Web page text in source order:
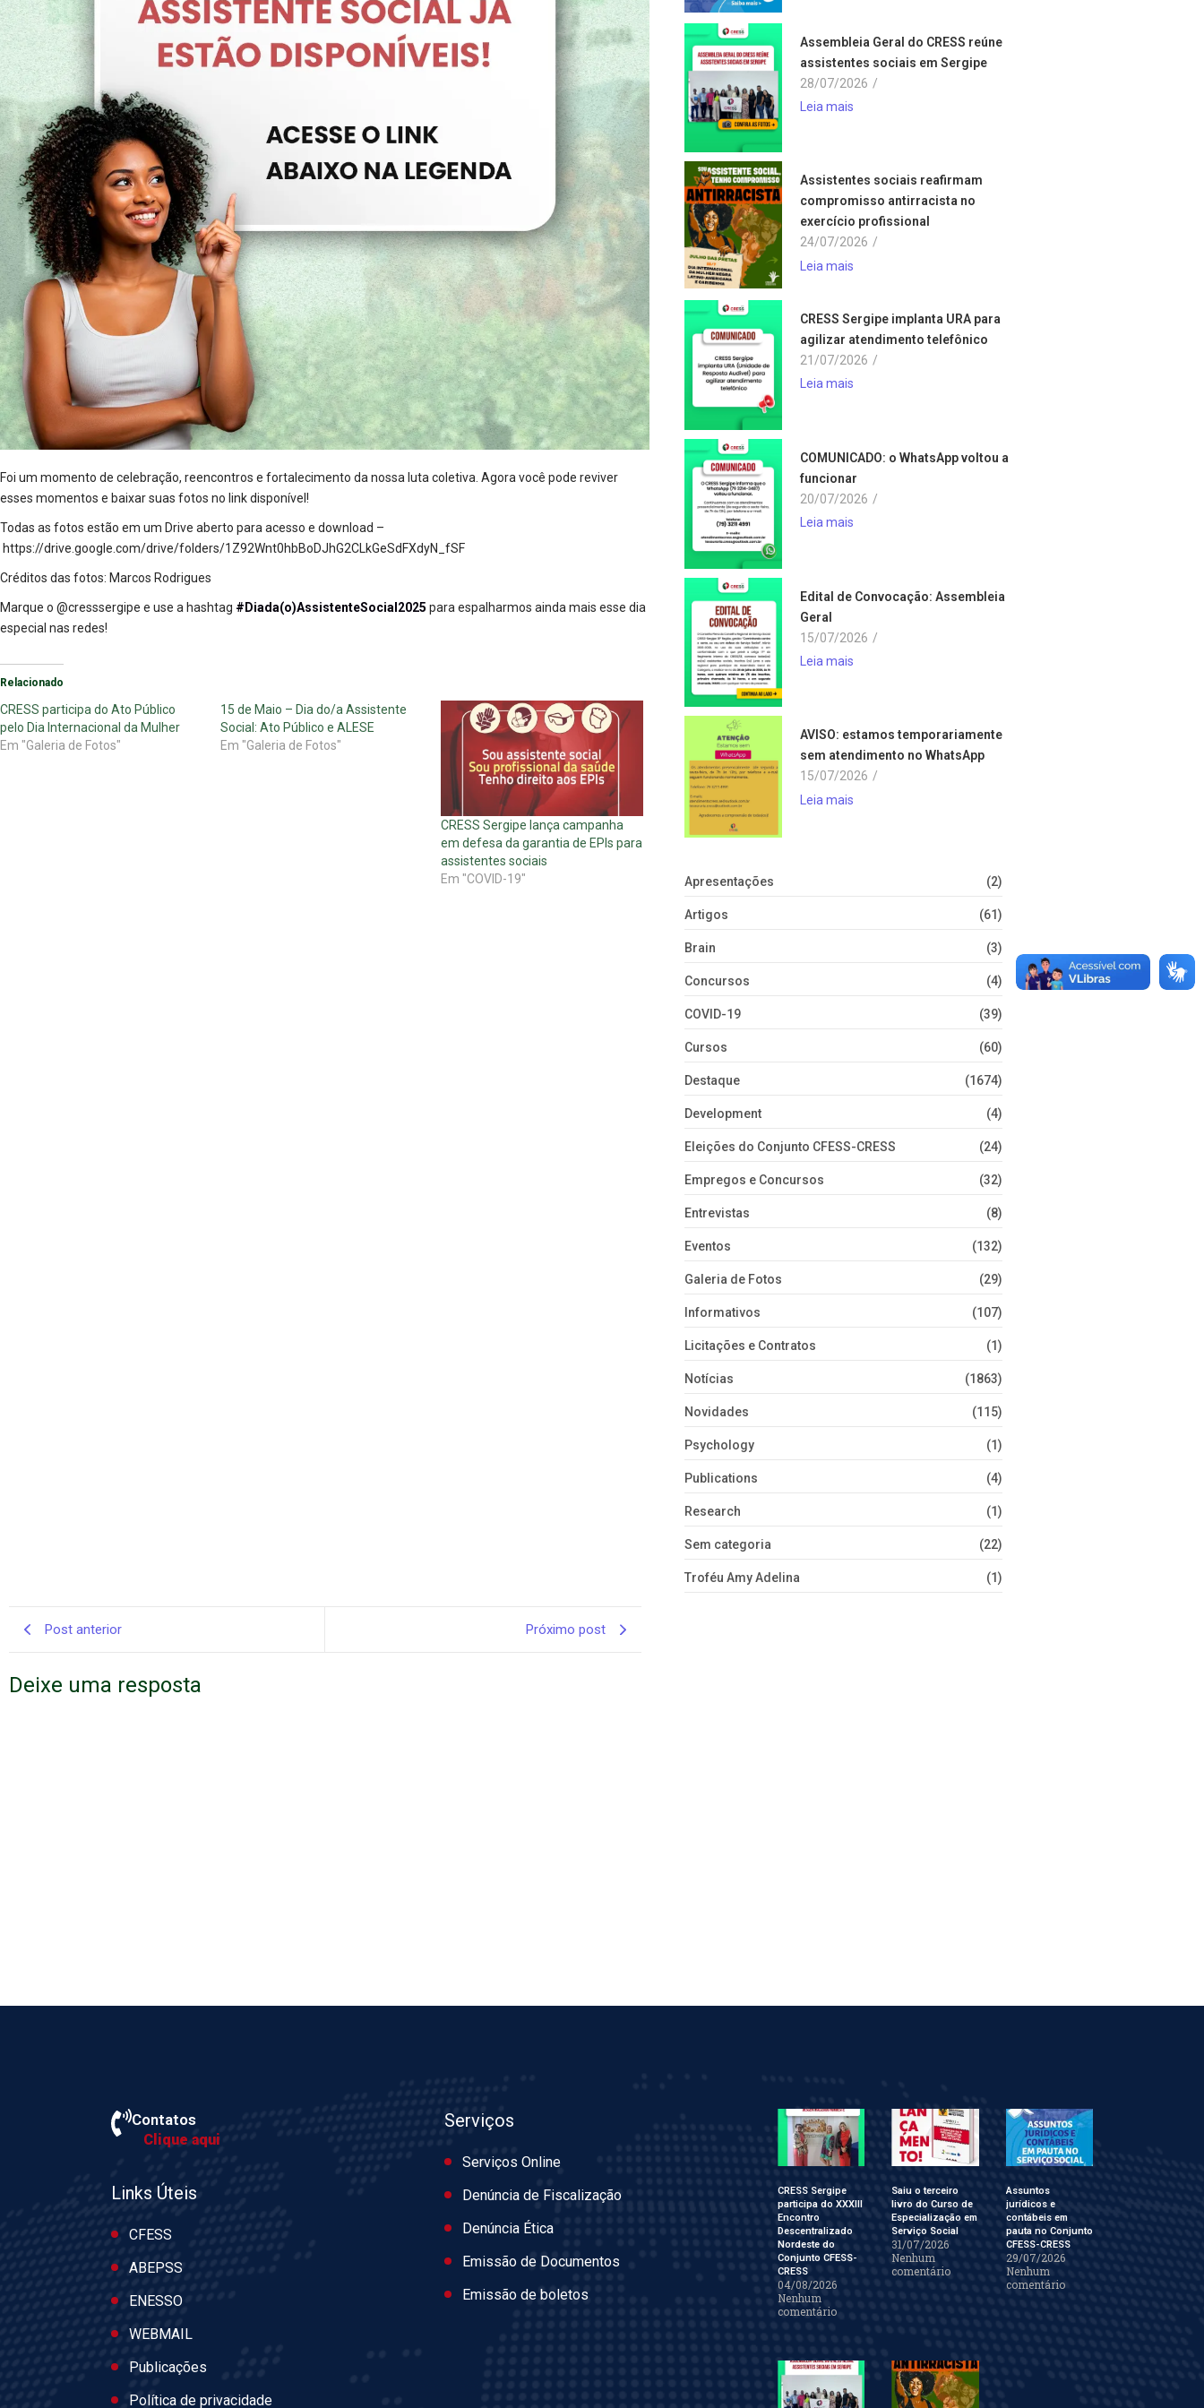
Foi um momento de celebração, reencontros e fortalecimento da nossa luta coletiva. Agora você pode reviver
esses momentos e baixar suas fotos no link disponível!
Todas as fotos estão em um Drive aberto para acesso e download –
https://drive.google.com/drive/folders/1Z92Wnt0hbBoDJhG2CLkGeSdFXdyN_fSF
Créditos das fotos: Marcos Rodrigues
Marque o @cresssergipe e use a hashtag #Diada(o)AssistenteSocial2025 para espalharmos ainda mais esse dia
especial nas redes!
Relacionado
CRESS participa do Ato Público
pelo Dia Internacional da Mulher
Em "Galeria de Fotos"
15 de Maio – Dia do/a Assistente
Social: Ato Público e ALESE
Em "Galeria de Fotos"
CRESS Sergipe lança campanha
em defesa da garantia de EPIs para
assistentes sociais
Em "COVID-19"
Assembleia Geral do CRESS reúne
assistentes sociais em Sergipe
28/07/2026 /
Leia mais
Assistentes sociais reafirmam
compromisso antirracista no
exercício profissional
24/07/2026 /
Leia mais
CRESS Sergipe implanta URA para
agilizar atendimento telefônico
21/07/2026 /
Leia mais
COMUNICADO: o WhatsApp voltou a
funcionar
20/07/2026 /
Leia mais
Edital de Convocação: Assembleia
Geral
15/07/2026 /
Leia mais
AVISO: estamos temporariamente
sem atendimento no WhatsApp
15/07/2026 /
Leia mais
Apresentações (2)
Artigos (61)
Brain (3)
Concursos (4)
COVID-19 (39)
Cursos (60)
Destaque (1674)
Development (4)
Eleições do Conjunto CFESS-CRESS (24)
Empregos e Concursos (32)
Entrevistas (8)
Eventos (132)
Galeria de Fotos (29)
Informativos (107)
Licitações e Contratos (1)
Notícias (1863)
Novidades (115)
Psychology (1)
Publications (4)
Research (1)
Sem categoria (22)
Troféu Amy Adelina (1)
Post anterior Próximo post
Deixe uma resposta
Contatos
Clique aqui
Links Úteis
CFESS
ABEPSS
ENESSO
WEBMAIL
Publicações
Política de privacidade
Serviços
Serviços Online
Denúncia de Fiscalização
Denúncia Ética
Emissão de Documentos
Emissão de boletos
CRESS Sergipe
participa do XXXIII
Encontro
Descentralizado
Nordeste do
Conjunto CFESS-
CRESS
04/08/2026
Nenhum
comentário
Saiu o terceiro
livro do Curso de
Especialização em
Serviço Social
31/07/2026
Nenhum
comentário
Assuntos
jurídicos e
contábeis em
pauta no Conjunto
CFESS-CRESS
29/07/2026
Nenhum
comentário